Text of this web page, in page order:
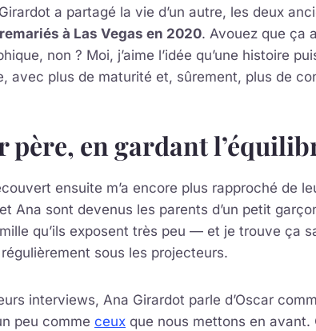
a partagé la vie d’un autre, les deux
à Las Vegas en 2020. Avouez que ça
non ? Moi, j’aime l’idée qu’une histoire
avec plus de maturité et, sûrement, plus de
père, en gardant
ensuite m’a encore plus rapproché de
Ana sont devenus les parents d’un petit
qu’ils exposent très peu — et je trouve ça
sous les projecteurs.
interviews, Ana Girardot parle d’Oscar
peu comme ceux que nous mettons en avant.